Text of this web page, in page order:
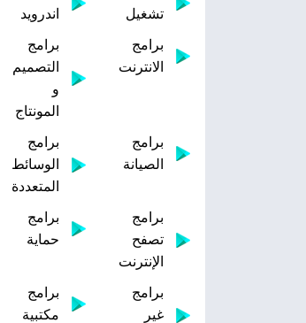
تشغيل
اندرويد
برامج
الانترنت
برامج
التصميم
و
المونتاج
برامج
الصيانة
برامج
الوسائط
المتعددة
برامج
تصفح
الإنترنت
برامج
حماية
برامج
غير
برامج
مكتبية